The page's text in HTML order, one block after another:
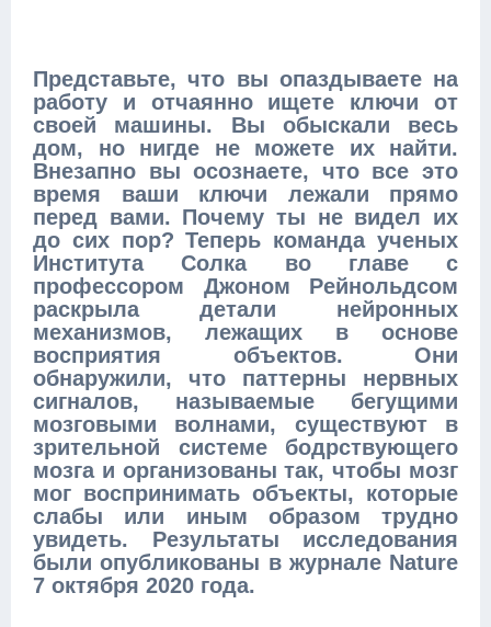
Представьте, что вы опаздываете на
работу и отчаянно ищете ключи от
своей машины. Вы обыскали весь
дом, но нигде не можете их найти.
Внезапно вы осознаете, что все это
время ваши ключи лежали прямо
перед вами. Почему ты не видел их
до сих пор? Теперь команда ученых
Института Солка во главе с
профессором Джоном Рейнольдсом
раскрыла детали нейронных
механизмов, лежащих в основе
восприятия объектов. Они
обнаружили, что паттерны нервных
сигналов, называемые бегущими
мозговыми волнами, существуют в
зрительной системе бодрствующего
мозга и организованы так, чтобы мозг
мог воспринимать объекты, которые
слабы или иным образом трудно
увидеть. Результаты исследования
были опубликованы в журнале Nature
7 октября 2020 года.